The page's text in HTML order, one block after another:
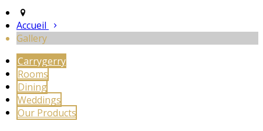
Accueil
Gallery
Carrygerry
Rooms
Dining
Weddings
Our Products